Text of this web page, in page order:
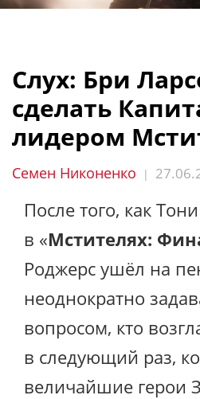
Слух: Бри
сделать
лидером
Семен Никоненко |
После того, как
в «Мстителях:
Роджерс ушёл на
неоднократно
вопросом, кто
в следующий раз,
величайшие герои